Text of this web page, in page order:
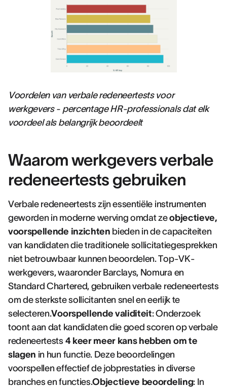
Voordelen van verbale redeneertests voor
werkgevers - percentage HR-professionals dat elk
voordeel als belangrijk beoordeelt
Waarom werkgevers verbale
redeneertests gebruiken
Verbale redeneertests zijn essentiële instrumenten
geworden in moderne werving omdat zeobjectieve,
voorspellende inzichten bieden in de capaciteiten
van kandidaten die traditionele sollicitatiegesprekken
niet betrouwbaar kunnen beoordelen. Top-VK-
werkgevers, waaronder Barclays, Nomura en
Standard Chartered, gebruiken verbale redeneertests
om de sterkste sollicitanten snel en eerlijk te
selecteren.Voorspellende validiteit: Onderzoek
toont aan dat kandidaten die goed scoren op verbale
redeneertests 4 keer meer kans hebben om te
slagen in hun functie. Deze beoordelingen
voorspellen effectief de jobprestaties in diverse
branches en functies.Objectieve beoordeling: In